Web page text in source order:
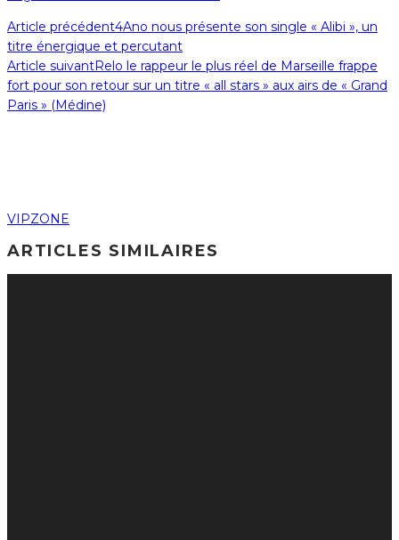
Article précédent4Ano nous présente son single « Alibi », un
titre énergique et percutant
Article suivantRelo le rappeur le plus réel de Marseille frappe
fort pour son retour sur un titre « all stars » aux airs de « Grand
Paris » (Médine)
VIPZONE
ARTICLES SIMILAIRES